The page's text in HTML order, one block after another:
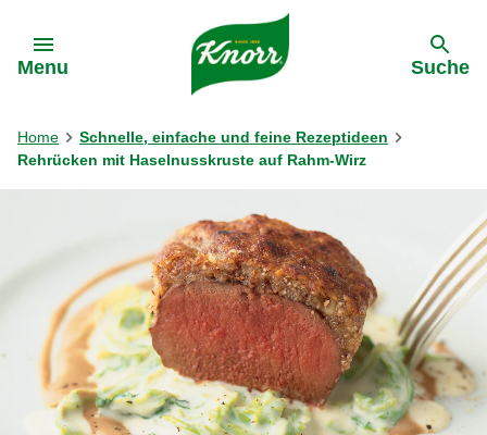
Menu Suche
Home
Schnelle, einfache und feine Rezeptideen
Rehrücken mit Haselnusskruste auf Rahm-Wirz